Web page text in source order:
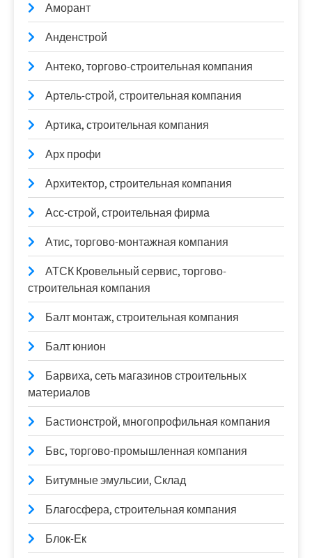
Аморант
Анденстрой
Антеко, торгово-строительная компания
Артель-строй, строительная компания
Артика, строительная компания
Арх профи
Архитектор, строительная компания
Асс-строй, строительная фирма
Атис, торгово-монтажная компания
АТСК Кровельный сервис, торгово-
строительная компания
Балт монтаж, строительная компания
Балт юнион
Барвиха, сеть магазинов строительных
материалов
Бастионстрой, многопрофильная компания
Бвс, торгово-промышленная компания
Битумные эмульсии, Склад
Благосфера, строительная компания
Блок-Ек